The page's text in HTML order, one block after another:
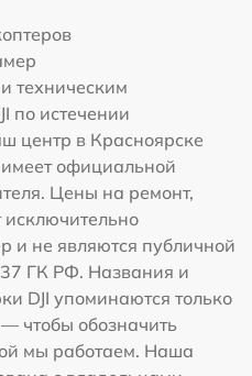
техническим
по истечении
центр в Красноярске
официальной
Цены на ремонт,
исключительно
и не являются публичной
ГК РФ. Названия и
DJI упоминаются только
чтобы обозначить
мы работаем. Наша